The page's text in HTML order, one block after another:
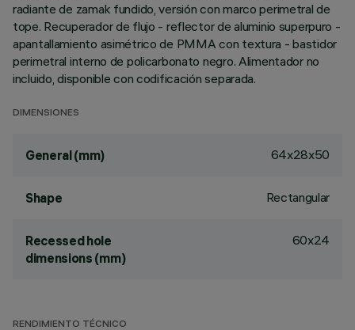
radiante de zamak fundido, versión con marco perimetral de
tope. Recuperador de flujo - reflector de aluminio superpuro -
apantallamiento asimétrico de PMMA con textura - bastidor
perimetral interno de policarbonato negro. Alimentador no
incluido, disponible con codificación separada.
DIMENSIONES
General (mm) 64x28x50
Shape Rectangular
Recessed hole
dimensions (mm)
60x24
RENDIMIENTO TÉCNICO